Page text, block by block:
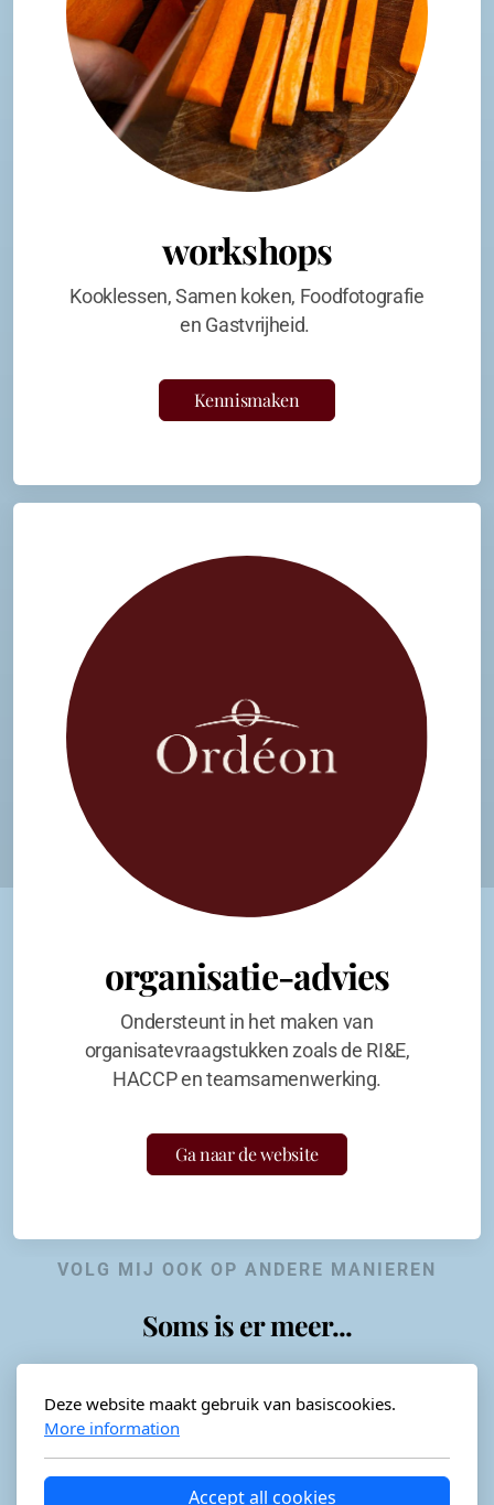
workshops
Kooklessen, Samen koken, Foodfotografie
en Gastvrijheid.
Kennismaken
organisatie-advies
Ondersteunt in het maken van
organisatevraagstukken zoals de RI&E,
HACCP en teamsamenwerking.
Ga naar de website
VOLG MIJ OOK OP ANDERE MANIEREN
Soms is er meer...
Horeca-advies
Deze website maakt gebruik van basiscookies.
More information
Accept all cookies